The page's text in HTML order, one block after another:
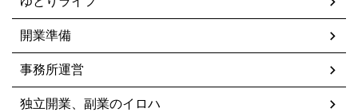
開業準備
事務所運営
独立開業、副業のイロハ